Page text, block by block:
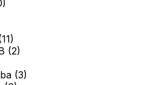
(2)
(3)